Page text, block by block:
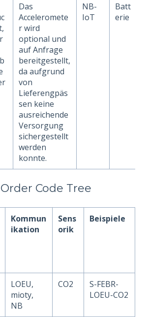
Das
Acceleromete
r wird
optional und
auf Anfrage
bereitgestellt,
da aufgrund
von
Lieferengpäs
sen keine
ausreichende
Versorgung
sichergestellt
werden
konnte.
NB-
IoT
Batt
erie
Code Tree
Kommun
ikation
Sens
orik
Beispiele
LOEU,
mioty,
NB
CO2
S-FEBR-
LOEU-CO2